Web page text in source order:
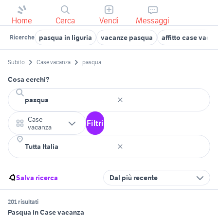
Home Cerca Vendi Messaggi
Ricerche pasqua in liguria vacanze pasqua affitto case
Subito Case vacanza pasqua
Cosa cerchi?
Case
vacanza
Filtri
Salva ricerca Dal più recente
201 risultati
Pasqua in Case vacanza